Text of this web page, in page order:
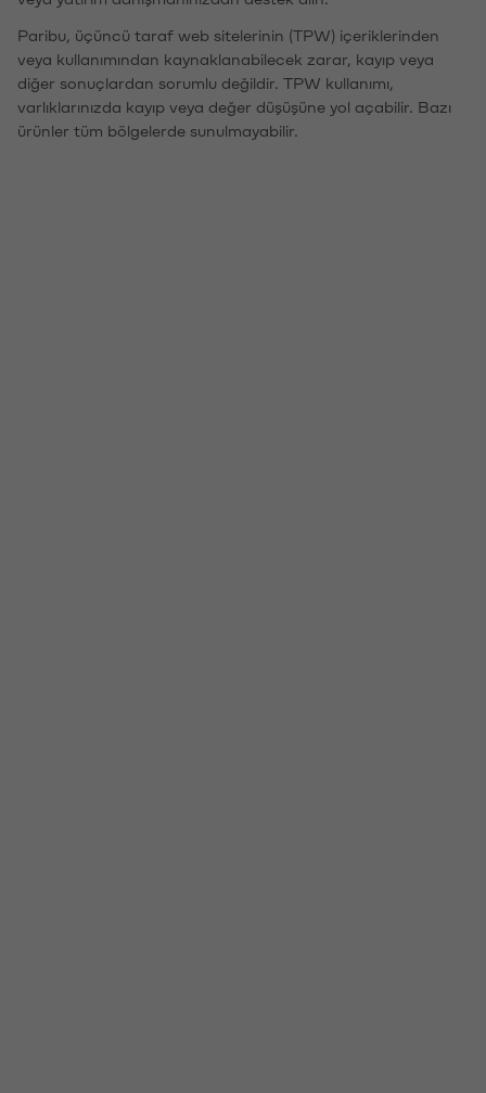
Paribu, üçüncü taraf web sitelerinin (TPW) içeriklerinden
veya kullanımından kaynaklanabilecek zarar, kayıp veya
diğer sonuçlardan sorumlu değildir. TPW kullanımı,
varlıklarınızda kayıp veya değer düşüşüne yol açabilir. Bazı
ürünler tüm bölgelerde sunulmayabilir.